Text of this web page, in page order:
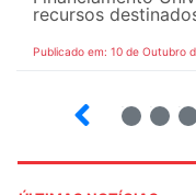
recursos
Publicado em: 10 de Outubro